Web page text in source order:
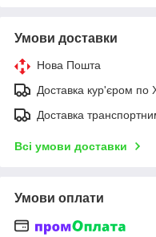
Умови доставки
Нова Пошта
Доставка кур'єром по
Доставка
Всі умови доставки
Умови оплати